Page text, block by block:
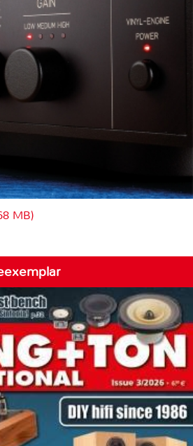
MB)